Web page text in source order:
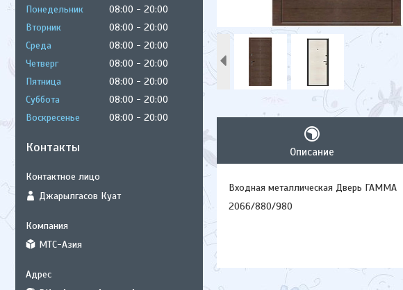
Описание
Входная металлическая Дверь ГАММА
2066/880/980
Понедельник 08:00
20:00
Вторник
08:00
20:00
Среда
08:00
20:00
Четверг
08:00
20:00
Пятница
08:00
20:00
Суббота
08:00
20:00
Воскресенье
08:00 20:00
Контакты
Джарылгасов Куат
МТС-Азия